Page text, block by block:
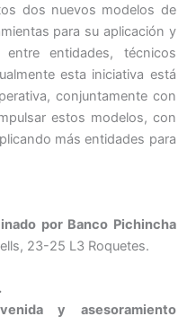
dos nuevos modelos de
para su aplicación y
entidades, técnicos
esta iniciativa está
conjuntamente con
estos modelos, con
más entidades para
por Banco Pichincha
23-25 L3 Roquetes.
y asesoramiento